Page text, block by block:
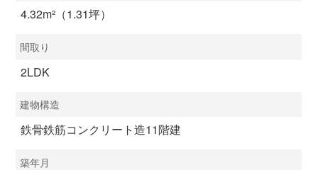
4.32m²（1.31坪）
間取り
2LDK
建物構造
鉄骨鉄筋コンクリート造11階建
築年月